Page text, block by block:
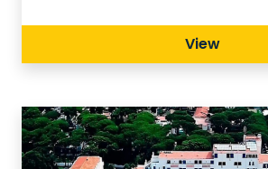
possibilità di fare il bagno
periodi meno caldi. Questo
vegetazione ricca di
buganvillee ed una
mediterranea. Un vero
View